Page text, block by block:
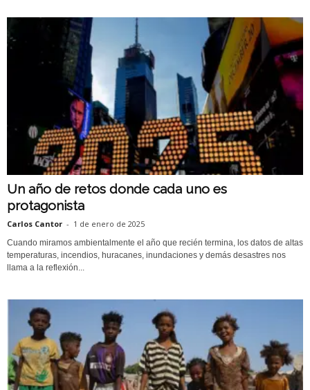
Un año de retos donde cada uno es
protagonista
Carlos Cantor - 1 de enero de 2025
Cuando miramos ambientalmente el año que recién termina, los datos de altas
temperaturas, incendios, huracanes, inundaciones y demás desastres nos
llama a la reflexión...